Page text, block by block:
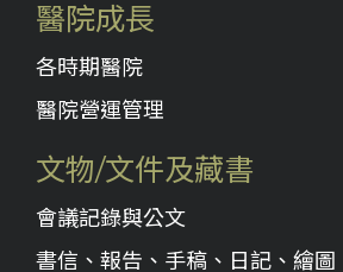
醫院成長
各時期醫院
醫院營運管理
文物/文件及藏書
會議記錄與公文
書信、報告、手稿、日記、繪圖